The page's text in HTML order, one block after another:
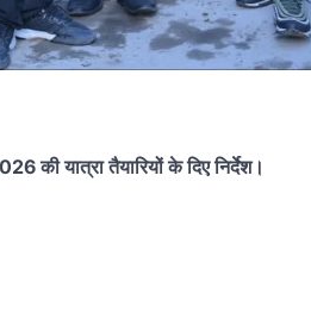
की यात्रा तैयारियों के दिए निर्देश।